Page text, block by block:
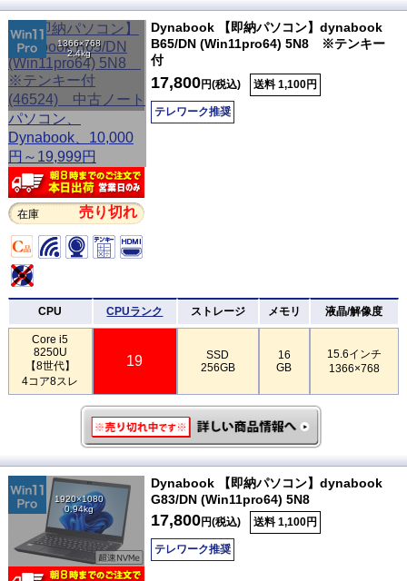
1366×768
2.4kg
在庫 売り切れ
Dynabook 【即納パソコン】dynabook
B65/DN (Win11pro64) 5N8 ※テンキー
付
17,800円(税込) 送料 1,100円
テレワーク推奨
CPU CPUランク ストレージ メモリ 液晶/解像度
Core i5
8250U
【8世代】
4コア8スレ
19
SSD
256GB
16
GB
15.6インチ
1366×768
1920×1080
0.94kg
Dynabook 【即納パソコン】dynabook
G83/DN (Win11pro64) 5N8
17,800円(税込) 送料 1,100円
テレワーク推奨